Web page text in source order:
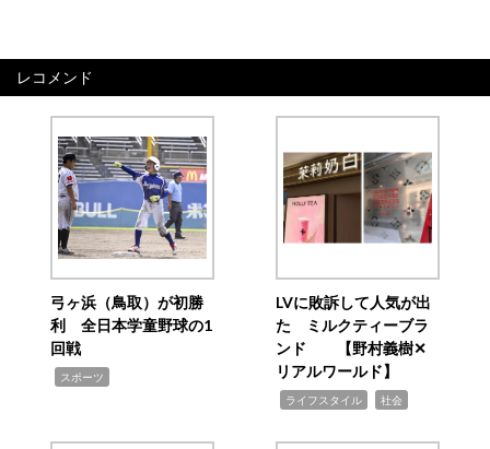
レコメンド
弓ヶ浜（鳥取）が初勝
利 全日本学童野球の1
回戦
スポーツ
LVに敗訴して人気が出
た ミルクティーブラ
ンド 【野村義樹✕
リアルワールド】
ライフスタイル 社会